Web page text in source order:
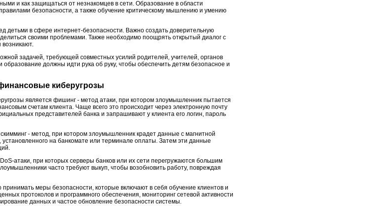
и как защищаться от незнакомцев в сети. Образование в области
безопасности, а также обучение критическому мышлению и умению
детьми в сфере интернет-безопасности. Важно создать доверительную
своими проблемами. Также необходимо поощрять открытый диалог с
задачей, требующей совместных усилий родителей, учителей, органов
должны идти рука об руку, чтобы обеспечить детям безопасное и
киберугрозы
является фишинг - метод атаки, при котором злоумышленник пытается
счетам клиента. Чаще всего это происходит через электронную почту
представителей банка и запрашивают у клиента его логин, пароль
- метод, при котором злоумышленник крадет данные с магнитной
на банкомате или терминале оплаты. Затем эти данные
атаки, при которых серверы банков или их сети перегружаются большим
часто требуют выкуп, чтобы возобновить работу, повреждая
меры безопасности, которые включают в себя обучение клиентов и
протоколов и программного обеспечения, мониторинг сетевой активности
данных и частое обновление безопасности системы.